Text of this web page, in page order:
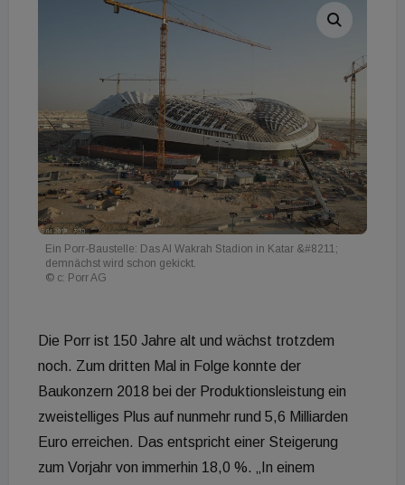
Ein Porr-Baustelle: Das Al Wakrah Stadion in Katar &#8211;
demnächst wird schon gekickt.
© c: Porr AG
Die Porr ist 150 Jahre alt und wächst trotzdem
noch. Zum dritten Mal in Folge konnte der
Baukonzern 2018 bei der Produktionsleistung ein
zweistelliges Plus auf nunmehr rund 5,6 Milliarden
Euro erreichen. Das entspricht einer Steigerung
zum Vorjahr von immerhin 18,0 %. „In einem